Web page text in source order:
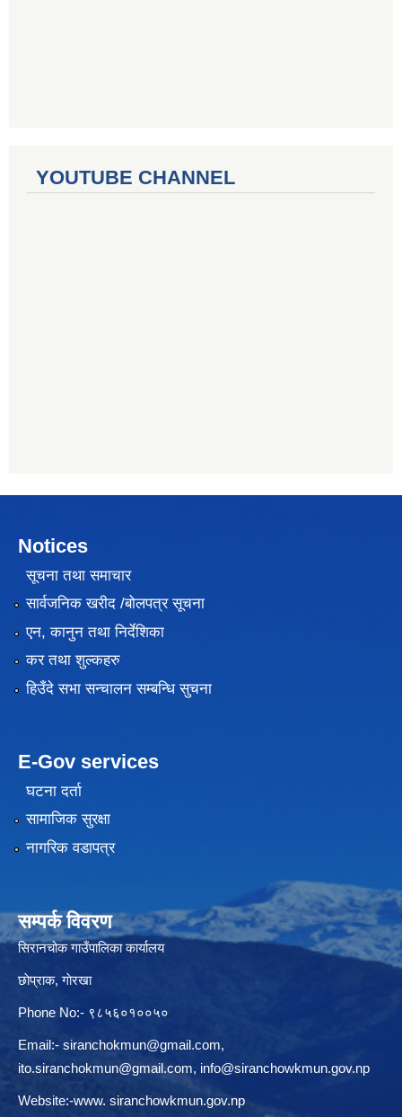
YOUTUBE CHANNEL
Notices
सूचना तथा समाचार
सार्वजनिक खरीद /बोलपत्र सूचना
एन, कानुन तथा निर्देशिका
कर तथा शुल्कहरु
हिउँदे सभा सन्चालन सम्बन्धि सुचना
E-Gov services
घटना दर्ता
सामाजिक सुरक्षा
नागरिक वडापत्र
सम्पर्क विवरण
सिरानचोक गाउँपालिका कार्यालय
छाेप्राक, गाेरखा
Phone No:- ९८५६०१००५०
Email:- siranchokmun@gmail.com,
ito.siranchokmun@gmail.com, info@siranchowkmun.gov.np
Website:-www. siranchowkmun.gov.np